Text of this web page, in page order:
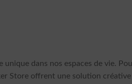
dans nos espaces de vie.
Store offrent une solution